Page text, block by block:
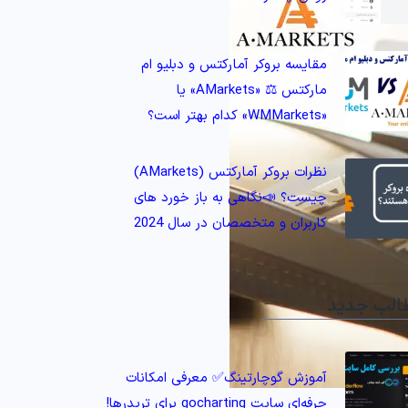
مقایسه بروکر آمارکتس و دبلیو ام
مارکتس ⚖️ «AMarkets» یا
«WMMarkets» کدام بهتر است؟
نظرات بروکر آمارکتس (AMarkets)
چیست؟ 📣نگاهی به باز خورد های
کاربران و متخصصان در سال 2024
جدید
آموزش گوچارتینگ✅ معرفی امکانات